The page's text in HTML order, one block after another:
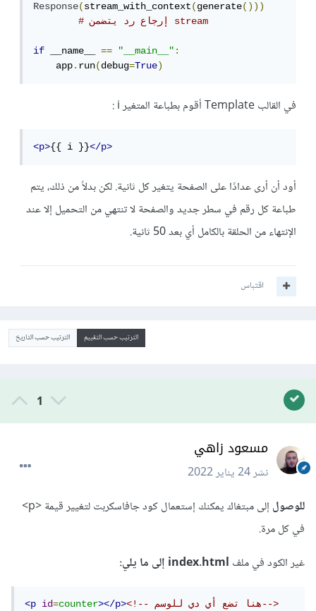
Response(stream_with_context(generate()))
# إرجاع رد يتضمن stream
if __name__ == "__main__":
    app
.run(debug=True)
في القالب Template أقوم بطباعة المتغير i :
<p>{{ i }}</p>
أود أن أرى عدادًا على الصفحة يتغير كل ثانية. لكن بدلاً من ذلك، يتم
طباعة كل رقم في سطر جديد والصفحة لا تنتهي من التحميل إلا عند
الإنتهاء من الحلقة بالكامل أي بعد 50 ثانية.
اقتباس
الترتيب حسب التقييم الترتيب حسب التاريخ
1
مسعود زاهي
نشر24 يناير 2022
للوصول
إلى مبتغاك يمكنك إستعمال كود جافاسكربت لتغيير قيمة <p>
في كل مرة.
غير الكود في ملف index.html إلى ما يلي:
<p id=counter></p>
<!-- هنا تضع أي دي للوسم-->